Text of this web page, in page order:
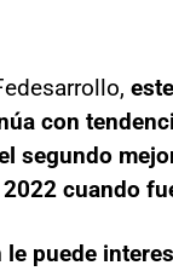
con
segundo
cuando
puede